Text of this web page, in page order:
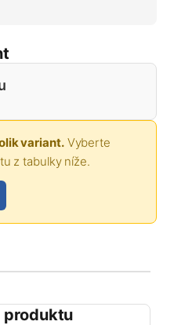
variant.Vyberte
z tabulky níže.
produktu